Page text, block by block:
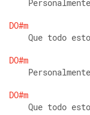
DO#m
Que todo
DO#m
DO#m
Que todo